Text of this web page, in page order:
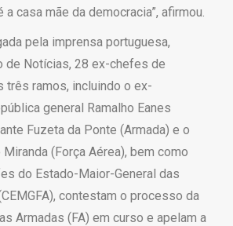
a casa mãe da democracia”, afirmou.
pela imprensa portuguesa,
de Notícias, 28 ex-chefes de
três ramos, incluindo o ex-
general Ramalho Eanes
Fuzeta da Ponte (Armada) e o
(Força Aérea), bem como
do Estado-Maior-General das
contestam o processo da
Armadas (FA) em curso e apelam a